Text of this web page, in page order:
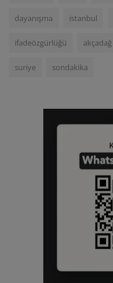
dayanışma istanbul
ifadeözgürlüğü akçadağ
suriye sondakika